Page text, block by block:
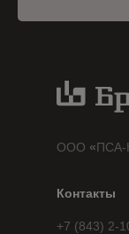
Контакты
+7 (843) 2-
ООО «ПСА-